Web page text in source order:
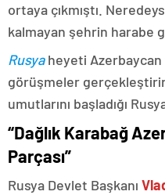
ortaya çıkmıştı.
kalmayan şehrin harabe
Rusyaheyeti Azerbaycan
görüşmeler
umutlarını başladığı
“Dağlık Karabağ
Parçası”
Rusya Devlet Başkanı